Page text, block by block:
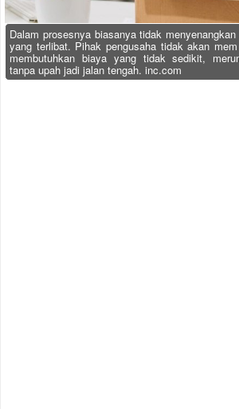
Dalam prosesnya biasanya tidak
yang terlibat. Pihak pengusaha tidak akan
membutuhkan biaya yang tidak sedikit,
tanpa upah jadi jalan tengah. inc.com